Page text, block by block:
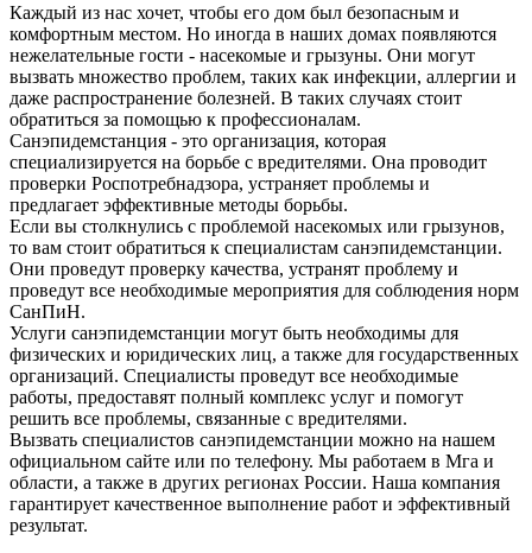
Каждый из нас хочет, чтобы его дом был безопасным и
комфортным местом. Но иногда в наших домах появляются
нежелательные гости - насекомые и грызуны. Они могут
вызвать множество проблем, таких как инфекции, аллергии и
даже распространение болезней. В таких случаях стоит
обратиться за помощью к профессионалам.
Санэпидемстанция - это организация, которая
специализируется на борьбе с вредителями. Она проводит
проверки Роспотребнадзора, устраняет проблемы и
предлагает эффективные методы борьбы.
Если вы столкнулись с проблемой насекомых или грызунов,
то вам стоит обратиться к специалистам санэпидемстанции.
Они проведут проверку качества, устранят проблему и
проведут все необходимые мероприятия для соблюдения норм
СанПиН.
Услуги санэпидемстанции могут быть необходимы для
физических и юридических лиц, а также для государственных
организаций. Специалисты проведут все необходимые
работы, предоставят полный комплекс услуг и помогут
решить все проблемы, связанные с вредителями.
Вызвать специалистов санэпидемстанции можно на нашем
официальном сайте или по телефону. Мы работаем в Мга и
области, а также в других регионах России. Наша компания
гарантирует качественное выполнение работ и эффективный
результат.